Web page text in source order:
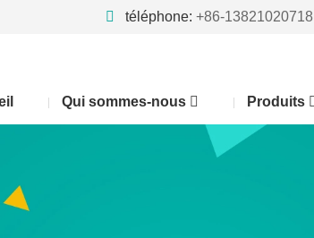
téléphone: +86-13821020718
Qui sommes-nous Produits